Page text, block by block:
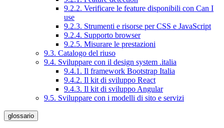
9.2.2. Verificare le feature disponibili con Can I
use
9.2.3. Strumenti e risorse per CSS e JavaScript
9.2.4. Supporto browser
9.2.5. Misurare le prestazioni
9.3. Catalogo del riuso
9.4. Sviluppare con il design system .italia
9.4.1. Il framework Bootstrap Italia
9.4.2. Il kit di sviluppo React
9.4.3. Il kit di sviluppo Angular
9.5. Sviluppare con i modelli di sito e servizi
glossario